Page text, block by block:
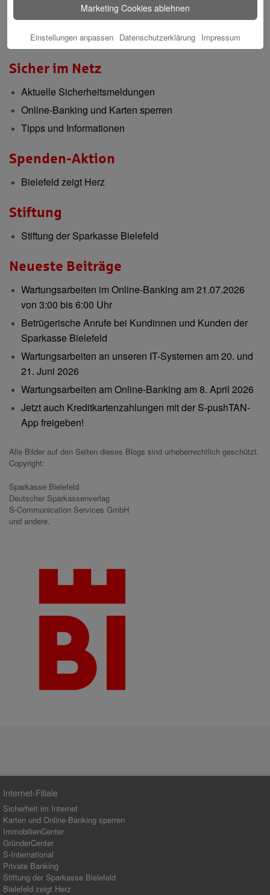
Presse-Center
Aktuelle Meldungen
Sicher im Netz
Aktuelle Sicherheitsmeldungen
Online-Banking und Karten sperren
Tipps und Informationen
Spenden-Aktion
Bielefeld zeigt Herz
Stiftung
Stiftung der Sparkasse Bielefeld
Neueste Beiträge
Wartungsarbeiten im Online-Banking am 21.07.2026
von 3:00 bis 6:00 Uhr
Betrügerische Anrufe bei Kundinnen und Kunden der
Sparkasse Bielefeld
Wartungsarbeiten an unseren IT-Systemen am 20. und
21. Juni 2026
Wartungsarbeiten am Online-Banking am 8. April 2026
Jetzt auch Kreditkartenzahlungen mit der S-pushTAN-
App freigeben!
Alle Bilder auf den Seiten dieses Blogs sind urheberrechtlich geschützt.
Copyright:
Sparkasse Bielefeld
Deutscher Sparkassenverlag
S-Communication Services GmbH
und andere.
Internet-Filiale
Sicherheit im Internet
Karten und Online-Banking sperren
ImmobilienCenter
GründerCenter
S-International
Private Banking
Stiftung der Sparkasse Bielefeld
Bielefeld zeigt Herz
Marketing Cookies ablehnen
Einstellungen anpassen Datenschutzerklärung Impressum